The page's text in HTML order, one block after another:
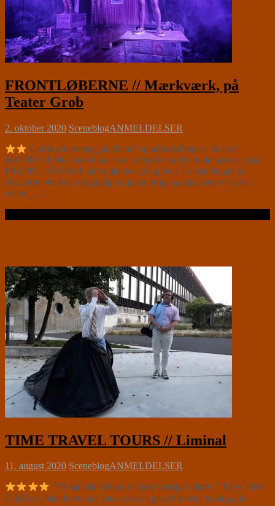
FRONTLØBERNE // Mærkværk, på
Teater Grob
2. oktober 2020 SceneblogANMELDELSER
Delfin-smoothies, guldlamé og affaldsdynger – teatret
MÆRKVÆRKs intentioner om at redde verden er de bedste, men
FRONTLØBERNE taber det hele på gulvet. Forestillingen er
desværre blevet en frygtelig omgang propagandateater når det er
værst.[…]
TIME TRAVEL TOURS // Liminal
11. august 2020 SceneblogANMELDELSER
”Vi må vist hellere komme hurtigt videre! ” Tony, eller
TidsTony blandt venner, fører os i sin pastelfarvede turistguide